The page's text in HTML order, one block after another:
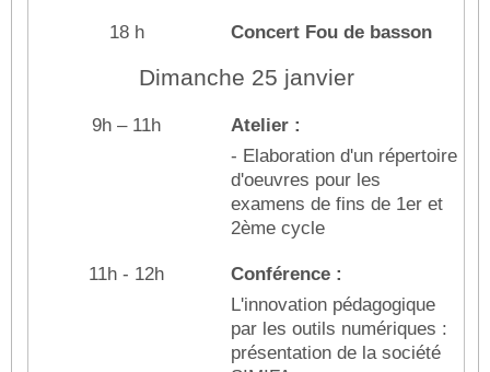
18 h Concert Fou de basson
Dimanche 25 janvier
9h – 11h
Atelier :
- Elaboration d'un répertoire
d'oeuvres pour les
examens de fins de 1er et
2ème cycle
11h - 12h
Conférence :
L'innovation pédagogique
par les outils numériques :
présentation de la société